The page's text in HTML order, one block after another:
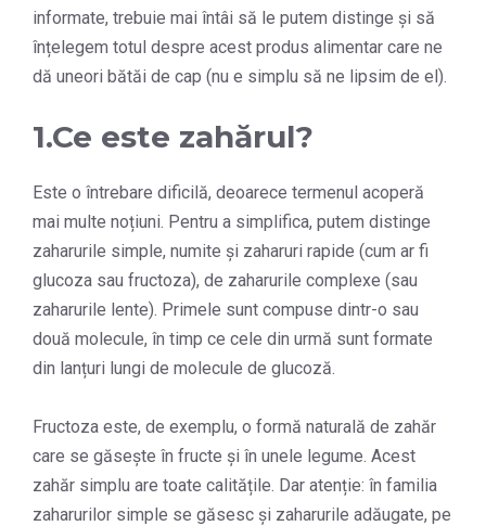
informate, trebuie mai întâi să le putem distinge și să
înțelegem totul despre acest produs alimentar care ne
dă uneori bătăi de cap (nu e simplu să ne lipsim de el).
1.Ce este zahărul?
Este o întrebare dificilă, deoarece termenul acoperă
mai multe noțiuni. Pentru a simplifica, putem distinge
zaharurile simple, numite și zaharuri rapide (cum ar fi
glucoza sau fructoza), de zaharurile complexe (sau
zaharurile lente). Primele sunt compuse dintr-o sau
două molecule, în timp ce cele din urmă sunt formate
din lanțuri lungi de molecule de glucoză.
Fructoza este, de exemplu, o formă naturală de zahăr
care se găsește în fructe și în unele legume. Acest
zahăr simplu are toate calitățile. Dar atenție: în familia
zaharurilor simple se găsesc și zaharurile adăugate, pe